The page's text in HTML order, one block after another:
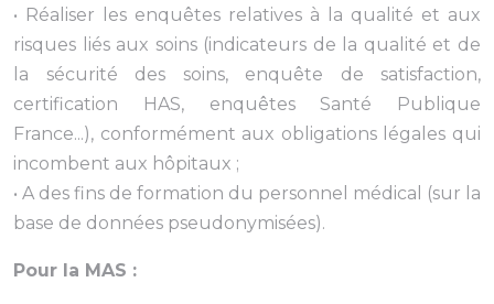
• Réaliser les enquêtes relatives à la qualité et aux
risques liés aux soins (indicateurs de la qualité et de
la sécurité des soins, enquête de satisfaction,
certification HAS, enquêtes Santé Publique
France...), conformément aux obligations légales qui
incombent aux hôpitaux ;
• A des fins de formation du personnel médical (sur la
base de données pseudonymisées).
Pour la MAS :